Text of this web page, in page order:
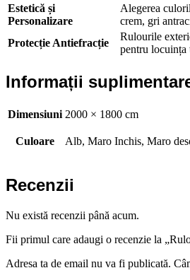
Estetică și
Personalizare
Alegerea
crem, gri
Protecție Antiefracție
Rulourile
pentru locuința
Informații
Dimensiuni 2000 × 1800 cm
Culoare Alb, Maro Inchis, Maro
Recenzii
Nu există recenzii până acum.
Fii primul care adaugi o recenzie la
Adresa ta de email nu va fi publicată.